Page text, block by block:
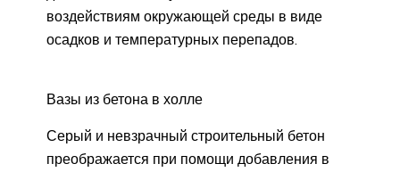
воздействиям окружающей среды в виде
осадков и температурных перепадов.
Вазы из бетона в холле
Серый и невзрачный строительный бетон
преображается при помощи добавления в